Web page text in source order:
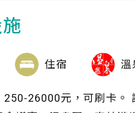
住宿 溫
250-26000元，可刷卡。